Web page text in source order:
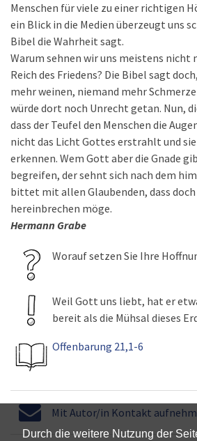
Durch die weitere Nutzung der
Menschen für viele zu einer richtigen
ein Blick in die Medien überzeugt uns
Bibel die Wahrheit sagt.
Warum sehnen wir uns meistens nicht
Reich des Friedens? Die Bibel sagt
mehr weinen, niemand mehr
würde dort noch Unrecht getan. Nun,
dass der Teufel den Menschen die
nicht das Licht Gottes erstrahlt und
erkennen. Wem Gott aber die Gnade
begreifen, der sehnt sich nach dem
bittet mit allen Glaubenden, dass
hereinbrechen möge.
Hermann Grabe
Worauf setzen Sie Ihre
Weil Gott uns liebt, hat er
bereit als die Mühsal dieses
Offenbarung 21,1-6
Mit Autor/in Kontakt